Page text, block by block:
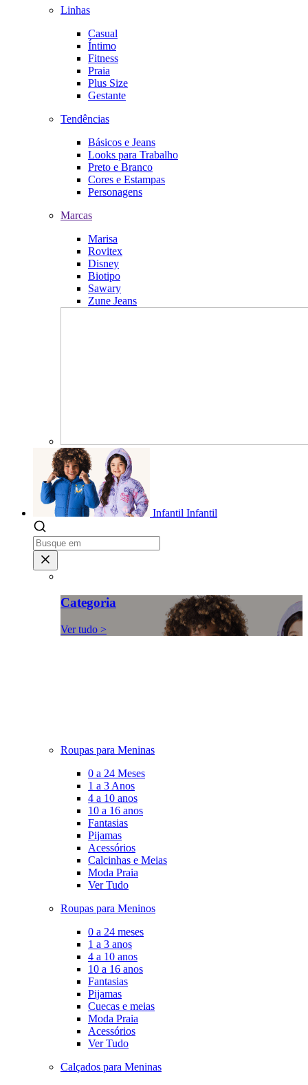
Linhas
Casual
Íntimo
Fitness
Praia
Plus Size
Gestante
Tendências
Básicos e Jeans
Looks para Trabalho
Preto e Branco
Cores e Estampas
Personagens
Marcas
Marisa
Rovitex
Disney
Biotipo
Sawary
Zune Jeans
Infantil Infantil
Categoria
Ver tudo >
Roupas para Meninas
0 a 24 Meses
1 a 3 Anos
4 a 10 anos
10 a 16 anos
Fantasias
Pijamas
Acessórios
Calcinhas e Meias
Moda Praia
Ver Tudo
Roupas para Meninos
0 a 24 meses
1 a 3 anos
4 a 10 anos
10 a 16 anos
Fantasias
Pijamas
Cuecas e meias
Moda Praia
Acessórios
Ver Tudo
Calçados para Meninas